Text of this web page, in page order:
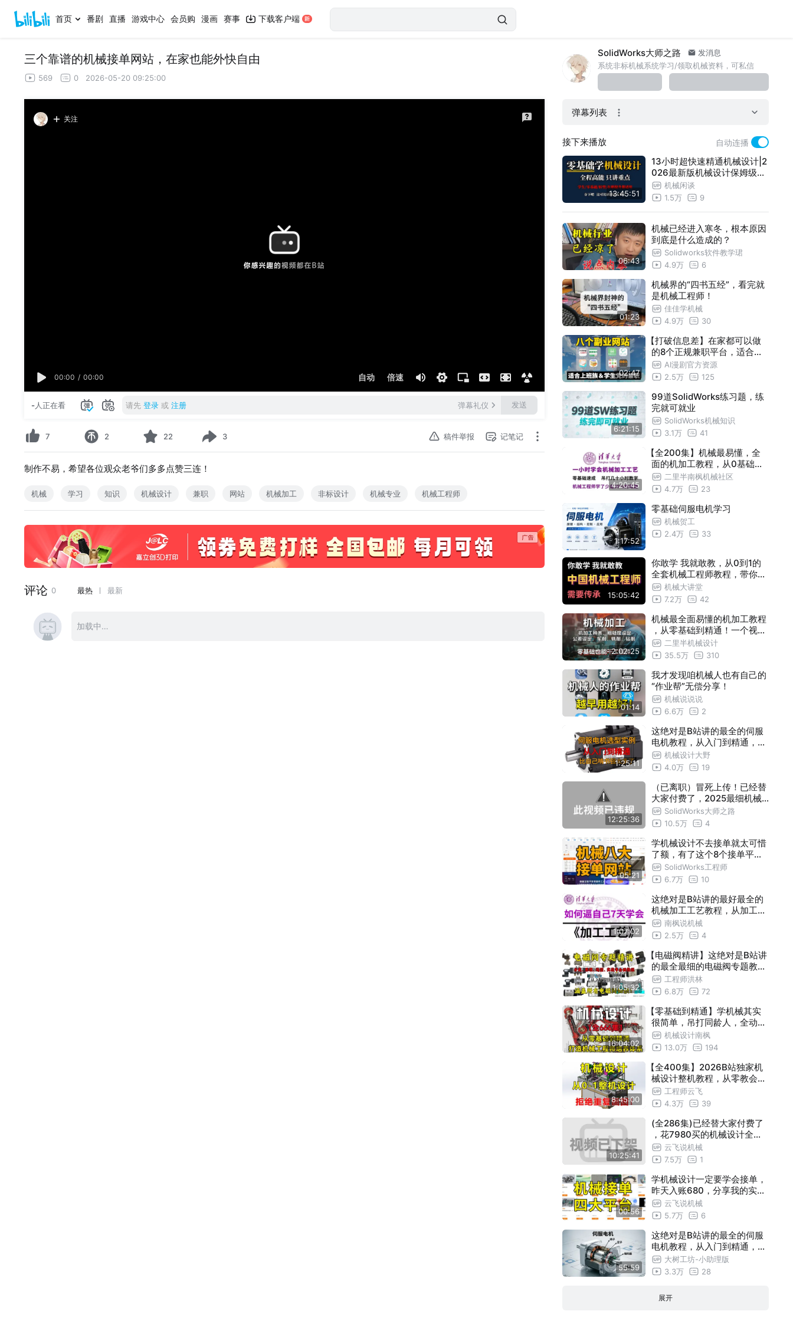
首页 番剧 直播 游戏中心 会员购 漫画 赛事 下载客户端
三个靠谱的机械接单网站，在家也能外快自由
569 0 2026-05-20 09:25:00
关注
00:00 / 00:00 自动 倍速
-人正在看 请先 登录 或 注册 弹幕礼仪 发送
7 2 22 3 稿件举报 记笔记
制作不易，希望各位观众老爷们多多点赞三连！
机械 学习 知识 机械设计 兼职 网站 机械加工 非标设计 机械专业 机械工程师
SolidWorks大师之路
发消息
系统非标机械系统学习/领取机械资料，可私信
弹幕列表
接下来播放 自动连播
13:45:51
13小时超快速精通机械设计|2
026最新版机械设计保姆级教
程，学生/零基础小白/转型/在
职提升人员通用，从来没有人
机械闲谈
1.5万
9
06:43
机械已经进入寒冬，根本原因
到底是什么造成的？
Solidworks软件教学珺
4.9万
6
01:23
机械界的“四书五经”，看完就
是机械工程师！
佳佳学机械
4.9万
30
02:47
【打破信息差】在家都可以做
的8个正规兼职平台，适合学
生党、上班族的靠谱兼职副业
！~
AI漫剧官方资源
2.5万
125
6:21:15
99道SolidWorks练习题，练
完就可就业
SolidWorks机械知识
3.1万
41
4:20:45
【全200集】机械最易懂，全
面的机加工教程，从0基础到
精通 机械设计专属机加工教程
!
二里半南枫机械社区
4.7万
23
1:17:52
零基础伺服电机学习
机械贺工
2.4万
33
15:05:42
你敢学 我就敢教，从0到1的
全套机械工程师教程，带你轻
松拿下学会机械工程师必会知
识
机械大讲堂
7.2万
42
2:02:25
机械最全面易懂的机加工教程
，从零基础到精通！一个视频
全部讲透，不信你学不会！
二里半机械设计
35.5万
310
01:14
我才发现咱机械人也有自己的
“作业帮”无偿分享！
机械说说说
6.6万
2
1:25:11
这绝对是B站讲的最全的伺服
电机教程，从入门到精通，少
走99%的弯路！这还学不会，
我退出机械圈
机械设计大野
4.0万
19
12:25:36
（已离职）冒死上传！已经替
大家付费了，2025最细机械
设计全套教程，从电机选型、
材料到公差与配合，涵盖了所
，我退出机械圈！
SolidWorks大师之路
10.5万
4
05:21
学机械设计不去接单就太可惜
了额，有了这个8个接单平台
，躺着就能赚钱
SolidWorks工程师
6.7万
10
1:07:02
这绝对是B站讲的最好最全的
机械加工工艺教程，从加工工
艺、车铣磨钻削加工到CNC复
合加工，涵盖了所有机加工知
学？！
南枫说机械
2.5万
4
1:05:32
【电磁阀精讲】这绝对是B站讲
的最全最细的电磁阀专题教程
，涵盖电磁阀种类、原理、选
型，全程干货无废话，少走9
退出机械圈！
工程师洪林
6.8万
72
16:04:02
【零基础到精通】学机械其实
很简单，吊打同龄人，全动画
教学，简单易懂，包教包会！
！
机械设计南枫
13.0万
194
8:45:00
【全400集】2026B站独家机
械设计整机教程，从零教会独
立设计整机，涵盖选型、建模
、布局、工艺等等，少走十年
工程师云飞
4.3万
39
10:25:41
(全286集)已经替大家付费了
，花7980买的机械设计全套
教学视频，从电机选型、材料
到公差与配合，逼自己一周学
同龄人！
云飞说机械
7.5万
1
00:56
学机械设计一定要学会接单，
昨天入账680，分享我的实操
方法、接单平台以及接单技巧
！目前已实现经济自由!
云飞说机械
5.7万
6
55:59
这绝对是B站讲的最全的伺服
电机教程，从入门到精通，少
走99%的弯路！这还学不会，
我退出机械圈
大树工坊-小助理版
3.3万
28
展开